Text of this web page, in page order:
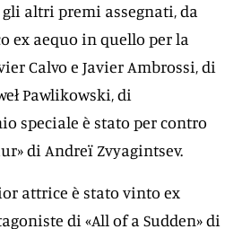
altri premi assegnati, da
ex aequo in quello per la
Calvo e Javier Ambrossi, di
Pawlikowski, di
speciale è stato per contro
di Andreï Zvyagintsev.
attrice è stato vinto ex
di «All of a Sudden» di